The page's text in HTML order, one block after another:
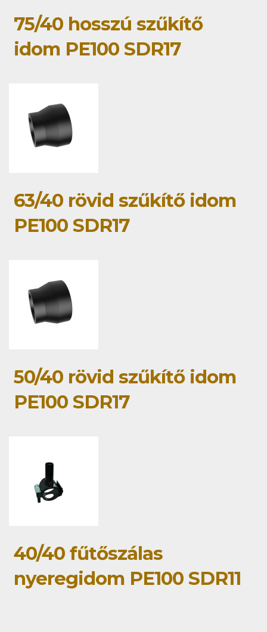
75/40 hosszú szűkítő
idom PE100 SDR17
63/40 rövid szűkítő idom
PE100 SDR17
50/40 rövid szűkítő idom
PE100 SDR17
40/40 fűtőszálas
nyeregidom PE100 SDR11